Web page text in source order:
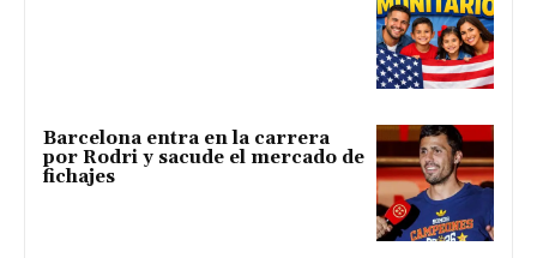
Barcelona entra en la carrera
por Rodri y sacude el mercado de
fichajes